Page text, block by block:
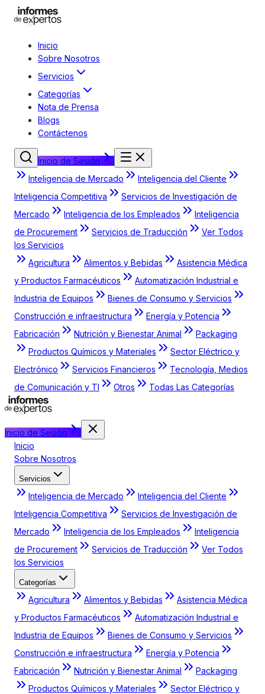
Inicio
Sobre Nosotros
Servicios
Categorías
Nota de Prensa
Blogs
Contáctenos
Inicio de Sesión
Inteligencia de Mercado
Inteligencia del Cliente
Inteligencia Competitiva
Servicios de Investigación de
Mercado
Inteligencia de los Empleados
Inteligencia
de Procurement
Servicios de Traducción
Ver Todos
los Servicios
Agricultura
Alimentos y Bebidas
Asistencia Médica
y Productos Farmacéuticos
Automatización Industrial e
Industria de Equipos
Bienes de Consumo y Servicios
Construcción e infraestructura
Energía y Potencia
Fabricación
Nutrición y Bienestar Animal
Packaging
Productos Químicos y Materiales
Sector Eléctrico y
Electrónico
Servicios Financieros
Tecnología, Medios
de Comunicación y TI
Otros Todas Las Categorías
Inicio de Sesión
Inicio
Sobre Nosotros
Servicios
Inteligencia de Mercado
Inteligencia del Cliente
Inteligencia Competitiva
Servicios de Investigación de
Mercado
Inteligencia de los Empleados
Inteligencia
de Procurement
Servicios de Traducción
Ver Todos
los Servicios
Categorías
Agricultura Alimentos y Bebidas
Asistencia Médica
y Productos Farmacéuticos
Automatización Industrial e
Industria de Equipos
Bienes de Consumo y Servicios
Construcción e infraestructura
Energía y Potencia
Fabricación
Nutrición y Bienestar Animal
Packaging
Productos Químicos y Materiales
Sector Eléctrico y